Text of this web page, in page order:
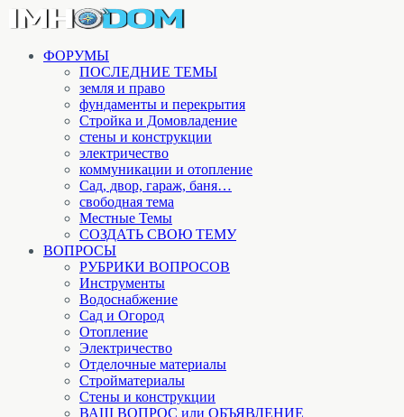
ФОРУМЫ
ПОСЛЕДНИЕ ТЕМЫ
земля и право
фундаменты и перекрытия
Стройка и Домовладение
стены и конструкции
электричество
коммуникации и отопление
Cад, двор, гараж, баня…
свободная тема
Местные Темы
СОЗДАТЬ СВОЮ ТЕМУ
ВОПРОСЫ
РУБРИКИ ВОПРОСОВ
Инструменты
Водоснабжение
Сад и Огород
Отопление
Электричество
Отделочные материалы
Стройматериалы
Стены и конструкции
ВАШ ВОПРОС или ОБЪЯВЛЕНИЕ